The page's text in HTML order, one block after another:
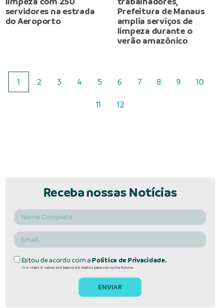
servidores na estrada
do Aeroporto
Prefeitura de Manaus
amplia serviços de
limpeza durante o
verão amazônico
1 2 3 4 5 6 7 8 9 10
11 12
Receba nossas Notícias
Estou de acordo com a Política de Privacidade.
O e-mail é salvo em banco de dados para consulta futura.